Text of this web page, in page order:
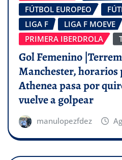
FÚTBOL EUROPEO
LIGA F
LIGA F MOEVE
PRIMERA IBERDROLA
Gol Femenino
Manchester, horarios
Athenea pasa por
vuelve a golpear
manulopezfdez